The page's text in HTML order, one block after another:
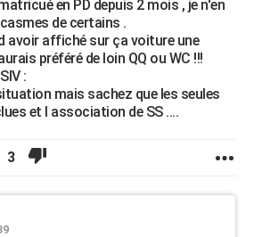
en PD depuis 2 mois , je n'en
de certains .
avoir affiché sur ça voiture une
préféré de loin QQ ou WC !!!
:
mais sachez que les seules
et l association de SS ....
3